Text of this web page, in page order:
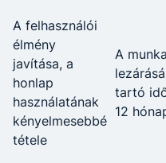
A felhasználói
élmény
javítása, a
honlap
használatának
kényelmesebbé
tétele
A
tartó
12